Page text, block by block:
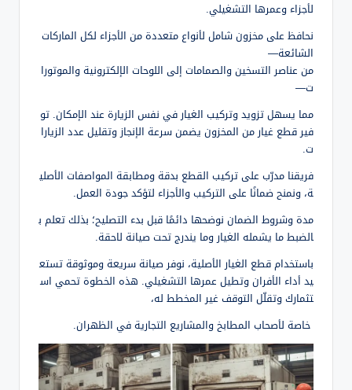
لأجزاء وعمرها التشغيلي.
نحافظ على مخزون شامل لأنواع متعددة من الأجزاء لكل الماركات
الشائعة—
من عناصر التسخين والصمامات إلى اللوحات الإلكترونية والموتورا
ت—
مما يسهل تزويد وتركيب الغيار في نفس الزيارة عند الإمكان. تو
فير قطع غيار من المخزون يضمن سرعة الإنجاز وتقليل عدد الزيارا
ت.
فريقنا مدرّب على تركيب القطع بدقة ومطابقة المواصفات الأصلي
ة، ونمنح ضمانًا على التركيب والأجزاء لتؤكد جودة العمل.
مدة وشروط الضمان نوضحها دائمًا قبل بدء التصليح؛ بذلك تعلم ب
الضبط ما يشمله الغيار وما يندرج تحت صيانة لاحقة.
باستخدام قطع الغيار الأصلية، نوفر صيانة سريعة وموثوقة تستع
يد أداء الأفران وتطيل عمرها التشغيلي. هذه الخطوة تحمي اس
تثمارك وتقلّل التوقف غير المخطط له،
خاصة لأصحاب المطابخ والمشاريع التجارية في الظهران.